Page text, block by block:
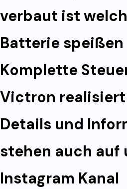
verbaut ist
Batterie
Komplette
Victron
Details und
stehen auch auf
Instagram Kanal